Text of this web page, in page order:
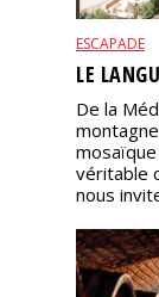
ESCAPADE
LE
De la
véritable
nous